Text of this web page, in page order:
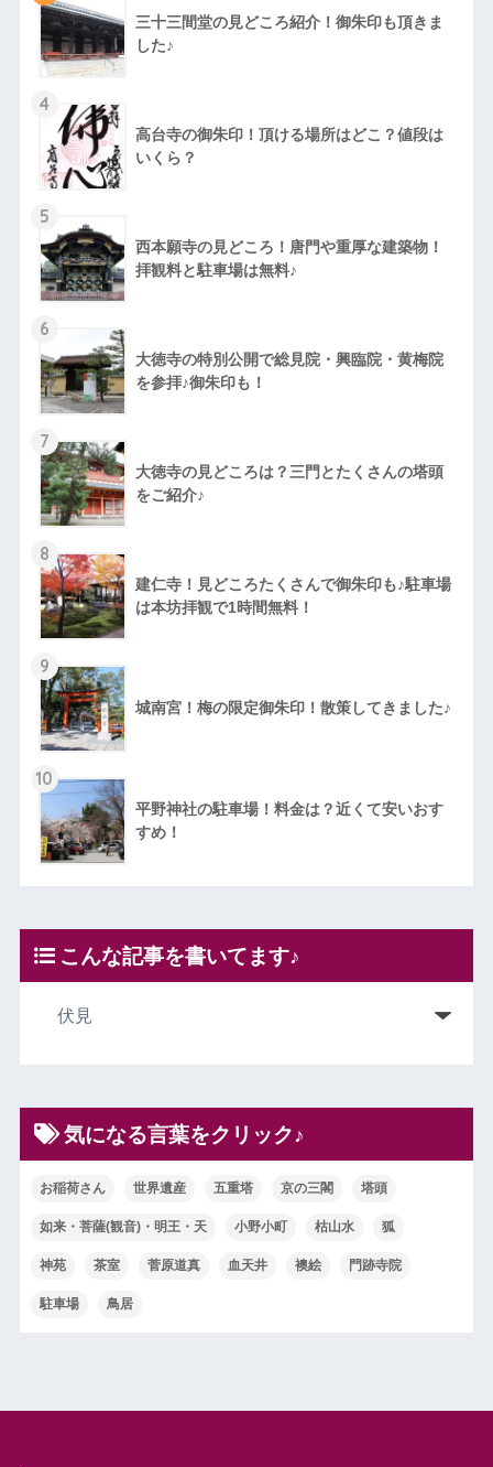
三十三間堂の見どころ紹介！御朱印も頂きま
した♪
4
高台寺の御朱印！頂ける場所はどこ？値段は
いくら？
5
西本願寺の見どころ！唐門や重厚な建築物！
拝観料と駐車場は無料♪
6
大徳寺の特別公開で総見院・興臨院・黄梅院
を参拝♪御朱印も！
7
大徳寺の見どころは？三門とたくさんの塔頭
をご紹介♪
8
建仁寺！見どころたくさんで御朱印も♪駐車場
は本坊拝観で1時間無料！
9
城南宮！梅の限定御朱印！散策してきました♪
10
平野神社の駐車場！料金は？近くて安いおす
すめ！
こんな記事を書いてます♪
気になる言葉をクリック♪
お稲荷さん 世界遺産 五重塔 京の三閣 塔頭
如来・菩薩(観音)・明王・天 小野小町 枯山水 狐
神苑 茶室 菅原道真 血天井 襖絵 門跡寺院
駐車場 鳥居